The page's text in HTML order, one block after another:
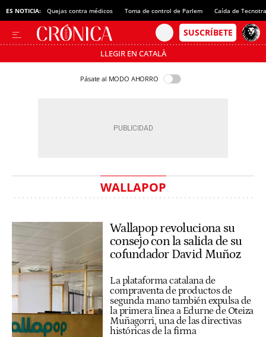
ES NOTICIA: Quejas contra médicos Toma de control de Parlem Caída de
LLEGIR EN CATALÀ
Pásate al MODO AHORRO
WALLAPOP
Wallapop revoluciona su
consejo con la salida de su
cofundador David Muñoz
La plataforma catalana de
compraventa de productos de
segunda mano también expulsa de
la primera línea a Edurne de Oteiza
Muñagorri, una de las directivas
históricas de la firma